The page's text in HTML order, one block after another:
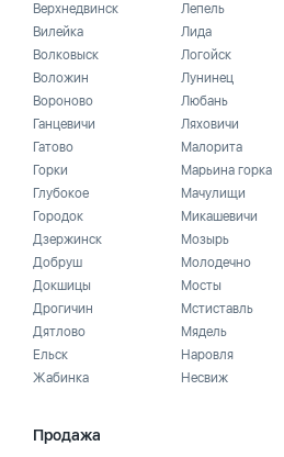
Верхнедвинск
Вилейка
Волковыск
Воложин
Вороново
Ганцевичи
Гатово
Горки
Глубокое
Городок
Дзержинск
Добруш
Докшицы
Дрогичин
Дятлово
Ельск
Жабинка
Лепель
Лида
Логойск
Лунинец
Любань
Ляховичи
Малорита
Марьина горка
Мачулищи
Микашевичи
Мозырь
Молодечно
Мосты
Мстиставль
Мядель
Наровля
Несвиж
Продажа